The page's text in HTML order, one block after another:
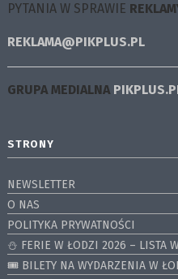
PYTANIA W SPRAWIE
REKLAMA@PIKPLUS.PL
GRUPA MEDIALNA
STRONY
NEWSLETTER
O NAS
POLITYKA PRYWATNOŚCI
⛄️ FERIE W ŁODZI 2026 – LISTA
🎟️ BILETY NA WYDARZENIA W